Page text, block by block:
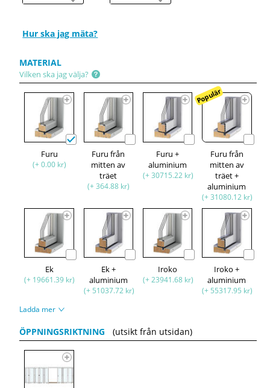
Hur ska jag mäta?
MATERIAL
Vilken ska jag välja?
Furu
(+ 0.00 kr)
Furu från
mitten av
träet
(+ 364.88 kr)
Furu +
aluminium
(+ 30715.22 kr)
Populär
Furu från
mitten av
träet +
aluminium
(+ 31080.12 kr)
Ek
(+ 19661.39 kr)
Ek +
aluminium
(+ 51037.72 kr)
Iroko
(+ 23941.68 kr)
Iroko +
aluminium
(+ 55317.95 kr)
Ladda mer
ÖPPNINGSRIKTNING (utsikt från utsidan)